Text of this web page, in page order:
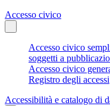
Accesso civico
Accesso civico
soggetti a
Accesso civico
Registro degli accessi
Accessibilità e catalogo di